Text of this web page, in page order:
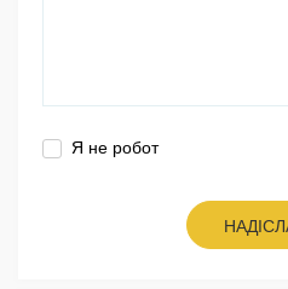
Я не робот